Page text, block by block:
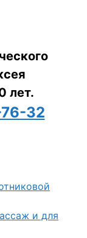
лет.
32
и для